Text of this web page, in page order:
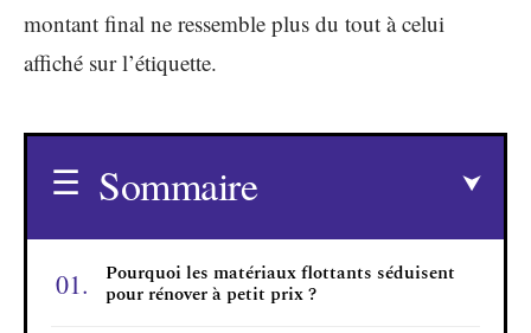
montant final ne ressemble plus du tout à celui
affiché sur l’étiquette.
Sommaire
Pourquoi les matériaux flottants séduisent
pour rénover à petit prix ?